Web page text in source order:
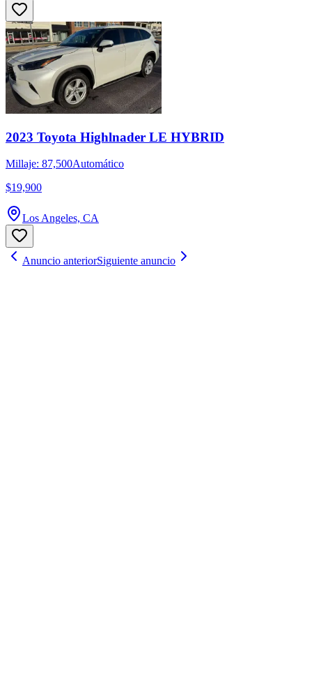
2023 Toyota Highlnader LE HYBRID
Millaje: 87,500Automático
$19,900
Los Angeles, CA
Anuncio anteriorSiguiente anuncio